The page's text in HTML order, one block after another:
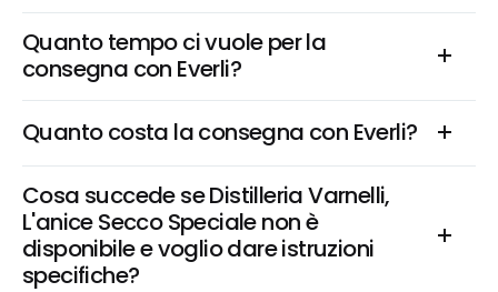
Quanto tempo ci vuole per la
consegna con Everli?
Quanto costa la consegna con Everli?
Cosa succede se Distilleria Varnelli,
L'anice Secco Speciale non è
disponibile e voglio dare istruzioni
specifiche?